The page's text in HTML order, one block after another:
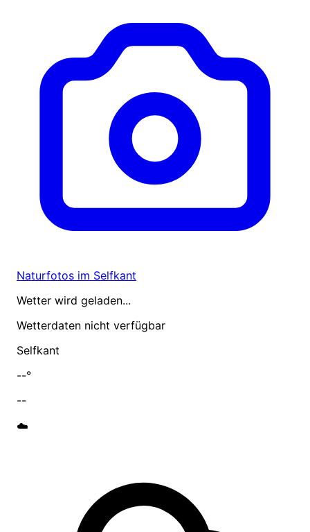
Naturfotos im Selfkant
Wetter wird geladen...
Wetterdaten nicht verfügbar
Selfkant
--°
--
☁️